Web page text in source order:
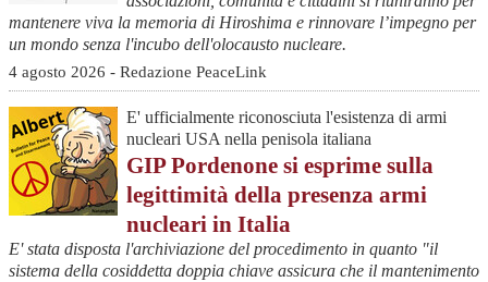
mantenere viva la memoria di Hiroshima e rinnovare l’impegno per
un mondo senza l'incubo dell'olocausto nucleare.
4 agosto 2026 - Redazione PeaceLink
E' ufficialmente riconosciuta l'esistenza di armi
nucleari USA nella penisola italiana
GIP Pordenone si esprime sulla
legittimità della presenza armi
nucleari in Italia
E' stata disposta l'archiviazione del procedimento in quanto "il
sistema della cosiddetta doppia chiave assicura che il mantenimento